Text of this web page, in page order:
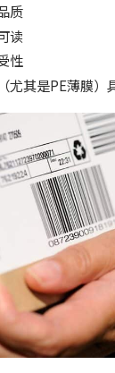
质
读
性
尤其是PE薄膜）